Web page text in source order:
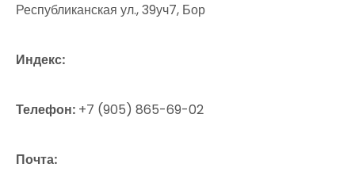
Республиканская ул., 39уч7, Бор
Индекс:
Телефон: +7 (905) 865-69-02
Почта: